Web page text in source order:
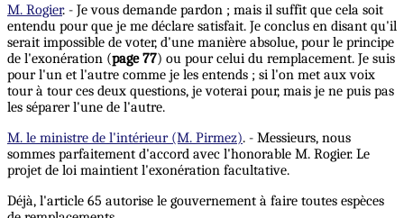
M. Rogier. - Je vous demande pardon ; mais il suffit que cela soit
entendu pour que je me déclare satisfait. Je conclus en disant qu'il
serait impossible de voter, d'une manière absolue, pour le principe
de l'exonération (page 77) ou pour celui du remplacement. Je suis
pour l'un et l'autre comme je les entends ; si l'on met aux voix
tour à tour ces deux questions, je voterai pour, mais je ne puis pas
les séparer l'une de l'autre.
M. le ministre de l'intérieur (M. Pirmez). - Messieurs, nous
sommes parfaitement d'accord avec l'honorable M. Rogier. Le
projet de loi maintient l'exonération facultative.
Déjà, l'article 65 autorise le gouvernement à faire toutes espèces